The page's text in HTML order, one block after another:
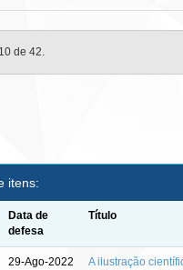
de 42.
itens:
Data de
defesa
Título
29-Ago-2022
A ilustração